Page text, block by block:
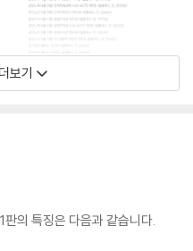
보기
판의 특징은 다음과 같습니다.